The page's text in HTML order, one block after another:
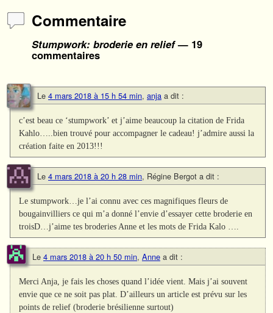
Commentaire
Stumpwork: broderie en relief— 19
commentaires
Le 4 mars 2018 à 15 h 54 min, anja a dit :
c’est beau ce ‘stumpwork’ et j’aime beaucoup la citation de Frida
Kahlo…..bien trouvé pour accompagner le cadeau! j’admire aussi la
création faite en 2013!!!
Le 4 mars 2018 à 20 h 28 min, Régine Bergot a dit :
Le stumpwork…je l’ai connu avec ces magnifiques fleurs de
bougainvilliers ce qui m’a donné l’envie d’essayer cette broderie en
troisD…j’aime tes broderies Anne et les mots de Frida Kalo ….
Le 4 mars 2018 à 20 h 50 min, Anne a dit :
Merci Anja, je fais les choses quand l’idée vient. Mais j’ai souvent
envie que ce ne soit pas plat. D’ailleurs un article est prévu sur les
points de relief (broderie brésilienne surtout)